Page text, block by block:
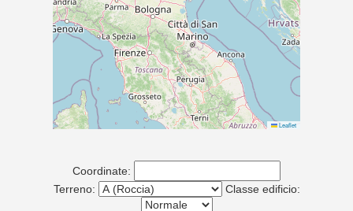
Leaflet
Coordinate:
Terreno:
Classe edificio: